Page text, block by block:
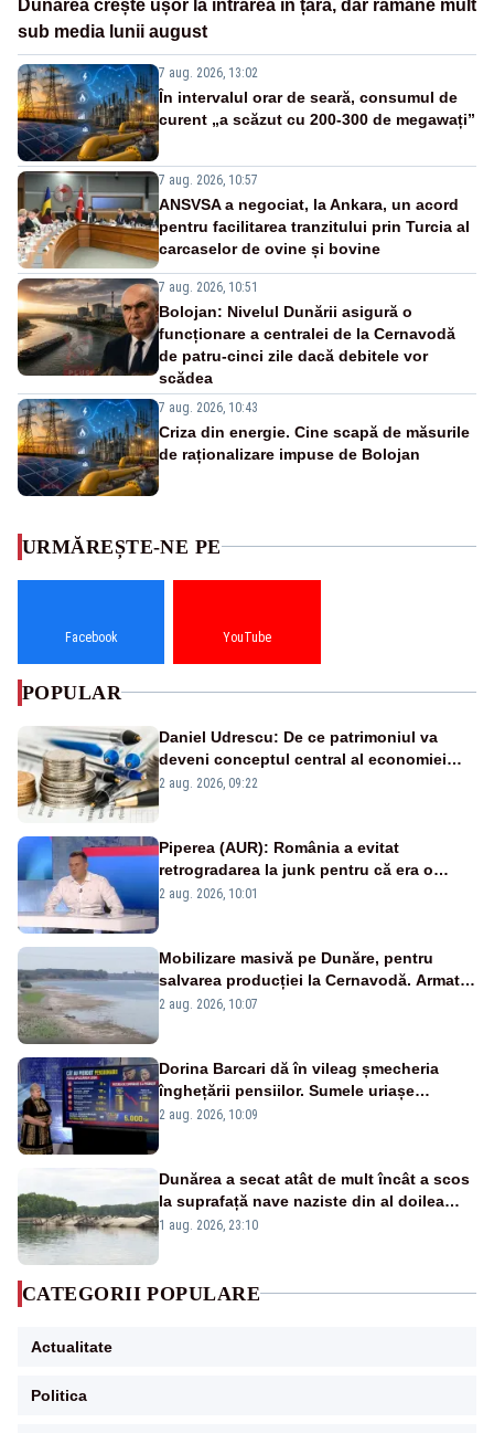
Dunărea crește ușor la intrarea în țară, dar rămâne mult
sub media lunii august
7 aug. 2026, 13:02
În intervalul orar de seară, consumul de
curent „a scăzut cu 200-300 de megawați”
7 aug. 2026, 10:57
ANSVSA a negociat, la Ankara, un acord
pentru facilitarea tranzitului prin Turcia al
carcaselor de ovine și bovine
7 aug. 2026, 10:51
Bolojan: Nivelul Dunării asigură o
funcționare a centralei de la Cernavodă
de patru-cinci zile dacă debitele vor
scădea
7 aug. 2026, 10:43
Criza din energie. Cine scapă de măsurile
de raționalizare impuse de Bolojan
URMĂREȘTE-NE PE
Facebook YouTube
POPULAR
Daniel Udrescu: De ce patrimoniul va
deveni conceptul central al economiei
viitoare?
2 aug. 2026, 09:22
Piperea (AUR): România a evitat
retrogradarea la junk pentru că era o
catastrofă pentru bănci și fondurile de
2 aug. 2026, 10:01
Mobilizare masivă pe Dunăre, pentru
salvarea producției la Cernavodă. Armata
va detona o stâncă și va devia apa
2 aug. 2026, 10:07
Dorina Barcari dă în vileag șmecheria
înghețării pensiilor. Sumele uriașe
pierdute de fiecare român
2 aug. 2026, 10:09
Dunărea a secat atât de mult încât a scos
la suprafață nave naziste din al doilea
război mondial
1 aug. 2026, 23:10
CATEGORII POPULARE
Actualitate
Politica